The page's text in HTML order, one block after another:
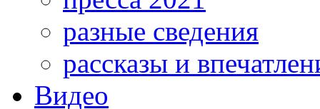
разные сведения
рассказы и
Видео